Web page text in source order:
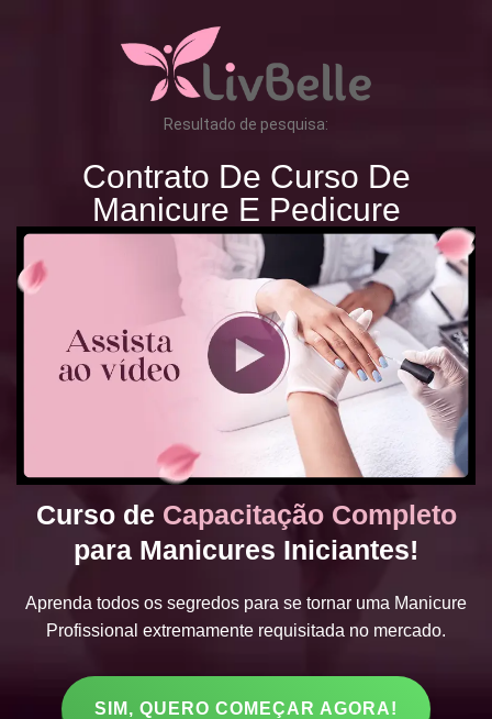
Resultado de pesquisa:
Contrato De Curso De
Manicure E Pedicure
Curso de Capacitação Completo
para Manicures Iniciantes!
Aprenda todos os segredos para se tornar uma Manicure
Profissional extremamente requisitada no mercado.
SIM, QUERO COMEÇAR AGORA!